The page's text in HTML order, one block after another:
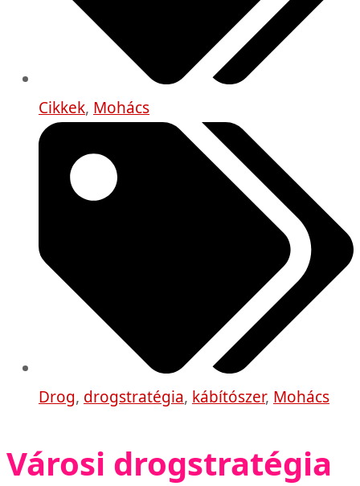
Cikkek, Mohács
Drog, drogstratégia, kábítószer, Mohács
Városi drogstratégia